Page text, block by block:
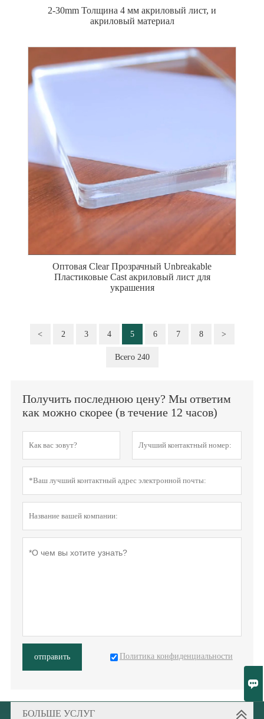

2-30mm Толщина 4 мм акриловый лист, и
акриловый материал
Оптовая Clear Прозрачный Unbreakable
Пластиковые Cast акриловый лист для
украшения
< 2 3 4 5 6 7 8 >
Всего 240
Получить последнюю цену? Мы ответим
как можно скорее (в течение 12 часов)
отправить Политика конфиденциальности
БОЛЬШЕ УСЛУГ